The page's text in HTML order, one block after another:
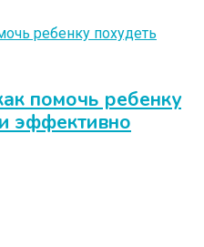
помочь ребенку
эффективно